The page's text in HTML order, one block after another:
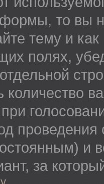
то вы
тему и
полях,
количество
при
проведения
и
за